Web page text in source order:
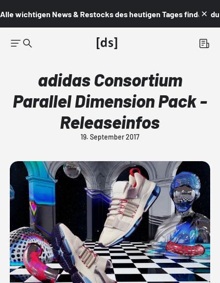
Alle wichtigen News & Restocks des heutigen Tages findest du
adidas Consortium
Parallel Dimension Pack -
Releaseinfos
19. September 2017